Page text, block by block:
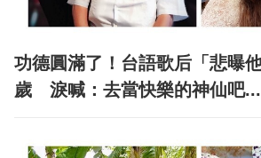
功德圓滿了！台語歌后「悲曝
歲 淚喊：去當快樂的神仙吧...